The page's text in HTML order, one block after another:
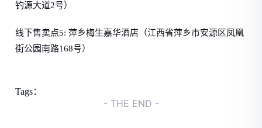
钓源大道2号）
线下售卖点5: 萍乡梅生嘉华酒店（江西省萍乡市安源区凤凰
街公园南路168号）
Tags：
- THE END -